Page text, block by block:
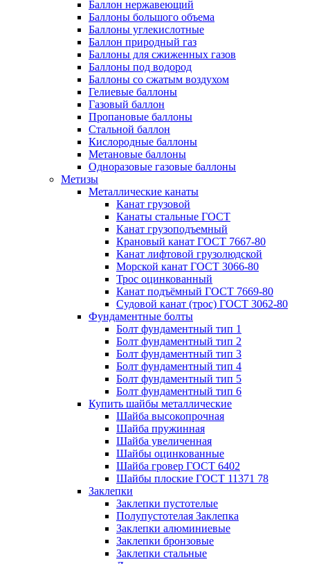
Баллон нержавеющий
Баллоны большого объема
Баллоны углекислотные
Баллон природный газ
Баллоны для сжиженных газов
Баллоны под водород
Баллоны со сжатым воздухом
Гелиевые баллоны
Газовый баллон
Пропановые баллоны
Стальной баллон
Кислородные баллоны
Метановые баллоны
Одноразовые газовые баллоны
Метизы
Металлические канаты
Канат грузовой
Канаты стальные ГОСТ
Канат грузоподъемный
Крановый канат ГОСТ 7667-80
Канат лифтовой грузолюдской
Морской канат ГОСТ 3066-80
Трос оцинкованный
Канат подъёмный ГОСТ 7669-80
Судовой канат (трос) ГОСТ 3062-80
Фундаментные болты
Болт фундаментный тип 1
Болт фундаментный тип 2
Болт фундаментный тип 3
Болт фундаментный тип 4
Болт фундаментный тип 5
Болт фундаментный тип 6
Купить шайбы металлические
Шайба высокопрочная
Шайба пружинная
Шайба увеличенная
Шайбы оцинкованные
Шайба гровер ГОСТ 6402
Шайбы плоские ГОСТ 11371 78
Заклепки
Заклепки пустотелые
Полупустотелая Заклепка
Заклепки алюминиевые
Заклепки бронзовые
Заклепки стальные